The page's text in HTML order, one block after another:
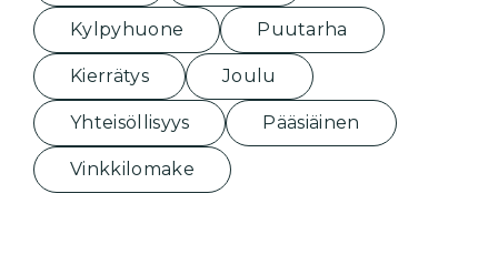
Kylpyhuone Puutarha
Kierrätys Joulu
Yhteisöllisyys Pääsiäinen
Vinkkilomake